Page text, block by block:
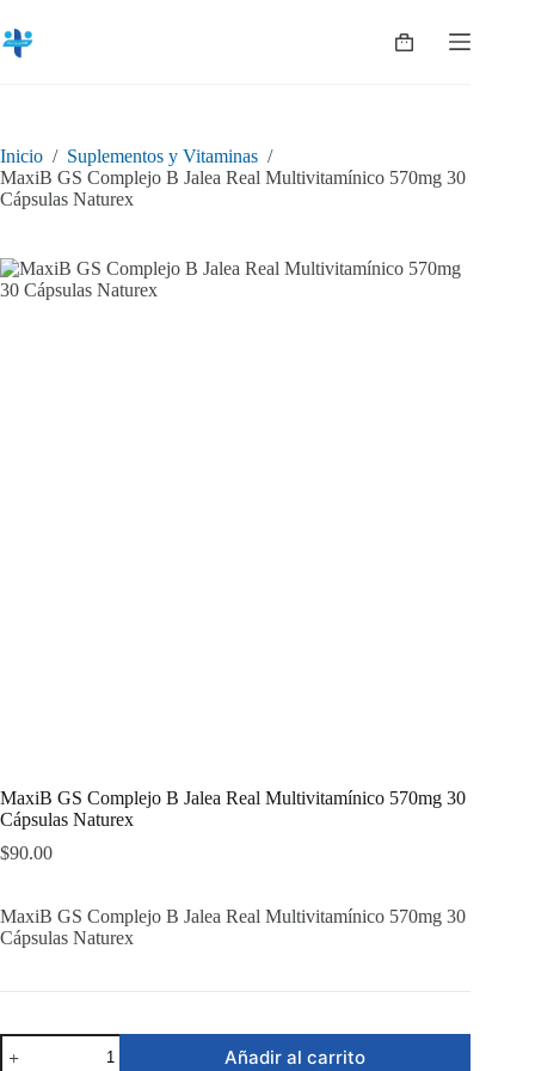
al
contenido
Shopping
Inicio / Suplementos y Vitaminas /
MaxiB GS Complejo B Jalea Real Multivitamínico 570mg 30
Cápsulas Naturex
MaxiB GS Complejo B Jalea Real Multivitamínico 570mg 30
Cápsulas Naturex
$90.00
MaxiB GS Complejo B Jalea Real Multivitamínico 570mg 30
Cápsulas Naturex
MaxiB
GS
Añadir al carrito